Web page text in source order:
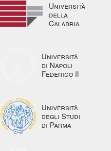
Università
della
Calabria
Università
di Napoli
Federico II
Università
degli Studi
di Parma